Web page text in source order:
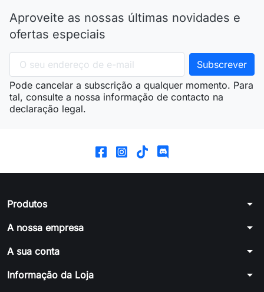
Aproveite as nossas últimas novidades e
ofertas especiais
Pode cancelar a subscrição a qualquer momento. Para
tal, consulte a nossa informação de contacto na
declaração legal.
Produtos arrow_drop_down
A nossa empresa arrow_drop_down
A sua conta arrow_drop_down
Informação da Loja arrow_drop_down